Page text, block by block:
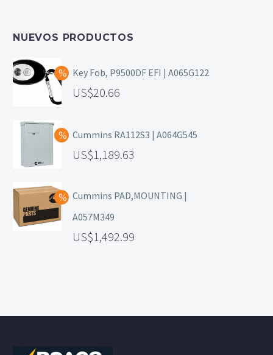
NUEVOS PRODUCTOS
Key Fob, P9500DF EFI | A065G122
20.66
Cummins RA112S3 | A064G545
1,189.63
Cummins PAD,MOUNTING |
A057M349
1,492.99